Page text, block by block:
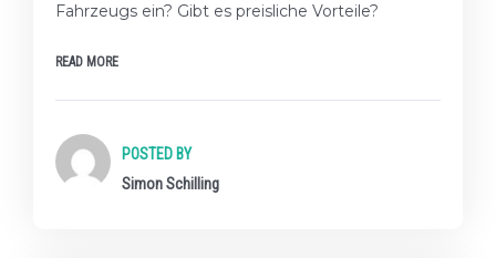
Fahrzeugs ein? Gibt es preisliche Vorteile?
READ MORE
POSTED BY
Simon Schilling